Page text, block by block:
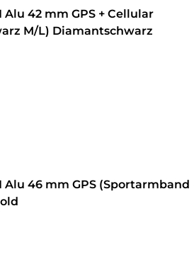
Alu 42 mm GPS + Cellular
M/L) Diamantschwarz
Alu 46 mm GPS (Sportarmband